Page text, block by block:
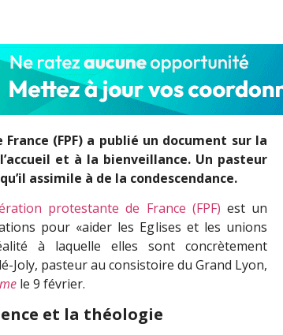
(FPF) a publié un document sur la
et à la bienveillance. Un pasteur
assimile à de la condescendance.
protestante de France (FPF) est un
pour «aider les Eglises et les unions
à laquelle elles sont concrètement
Joly, pasteur au consistoire du Grand Lyon,
le 9 février.
et la théologie